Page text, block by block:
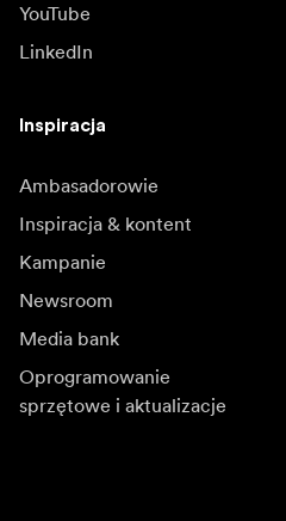
YouTube
LinkedIn
Inspiracja
Ambasadorowie
Inspiracja & kontent
Kampanie
Newsroom
Media bank
Oprogramowanie
sprzętowe i aktualizacje